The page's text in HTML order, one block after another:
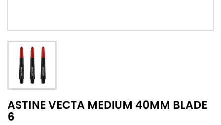
ASTINE VECTA MEDIUM 40MM BLADE
6